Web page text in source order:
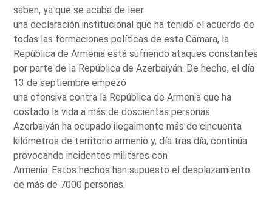
saben, ya que se acaba de leer
una declaración institucional que ha tenido el acuerdo de
todas las formaciones políticas de esta Cámara, la
República de Armenia está sufriendo ataques constantes
por parte de la República de Azerbaiyán. De hecho, el día
13 de septiembre empezó
una ofensiva contra la República de Armenia que ha
costado la vida a más de doscientas personas.
Azerbaiyán ha ocupado ilegalmente más de cincuenta
kilómetros de territorio armenio y, día tras día, continúa
provocando incidentes militares con
Armenia. Estos hechos han supuesto el desplazamiento
de más de 7000 personas.